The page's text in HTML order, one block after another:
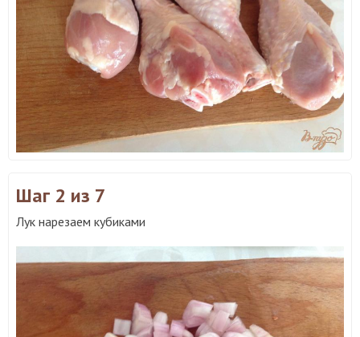
Шаг 2 из 7
Лук нарезаем кубиками